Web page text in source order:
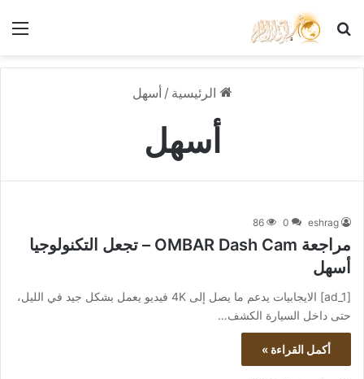
بحث عن
الرئيسية / أسهل
أسهل
eshrag
0
86
مراجعة OMBAR Dash Cam – تجعل التكنولوجيا
أسهل
[ad_1] الايجابيات يدعم ما يصل إلى 4K فيديو يعمل بشكل جيد في الليل،
حتى داخل السيارة الكشف…
أكمل القراءة »